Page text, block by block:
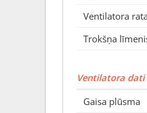
Ventilatora
Trokšņa
Ventilatora
Gaisa plūsma